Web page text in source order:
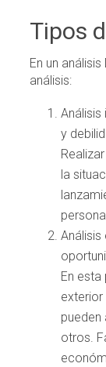
Tipos
En un
análisis:
y
la
En esta
pueden
otros.